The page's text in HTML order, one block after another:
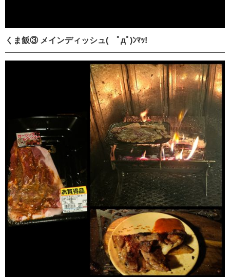
くま飯③ メインディッシュ( ﾟдﾟ)ﾝﾏｯ!